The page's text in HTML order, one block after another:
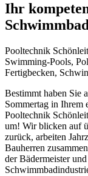
Ihr
Pooltechnik
Swimming-Pools,
Fertigbecken,
Bestimmt haben Sie
Sommertag in Ihrem
Pooltechnik
um! Wir blicken auf
zurück, arbeiten
Bauherren
der Bädermeister